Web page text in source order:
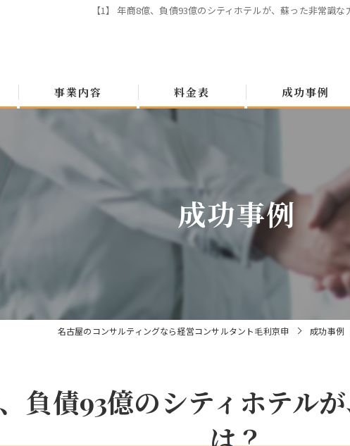
【1】 年商8億、負債93億のシティホテルが、蘇った非常識
事業内容 料金表 成功事例
成功事例
名古屋のコンサルティングなら経営コンサルタント毛利京申 成功事例
、負債93億のシティホテル